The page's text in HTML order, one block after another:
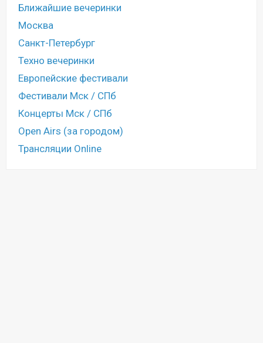
Ближайшие вечеринки
Москва
Санкт-Петербург
Техно вечеринки
Европейские фестивали
Фестивали Мск / СПб
Концерты Мск / СПб
Open Airs (за городом)
Трансляции Online